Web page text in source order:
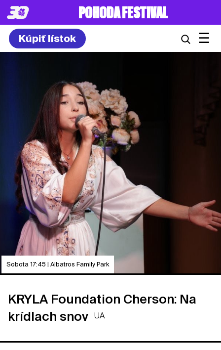
POHODA FESTIVAL
Kúpiť lístok ☰
Sobota 17:45 | Albatros Family Park
KRYLA Foundation Cherson: Na
krídlach snov UA